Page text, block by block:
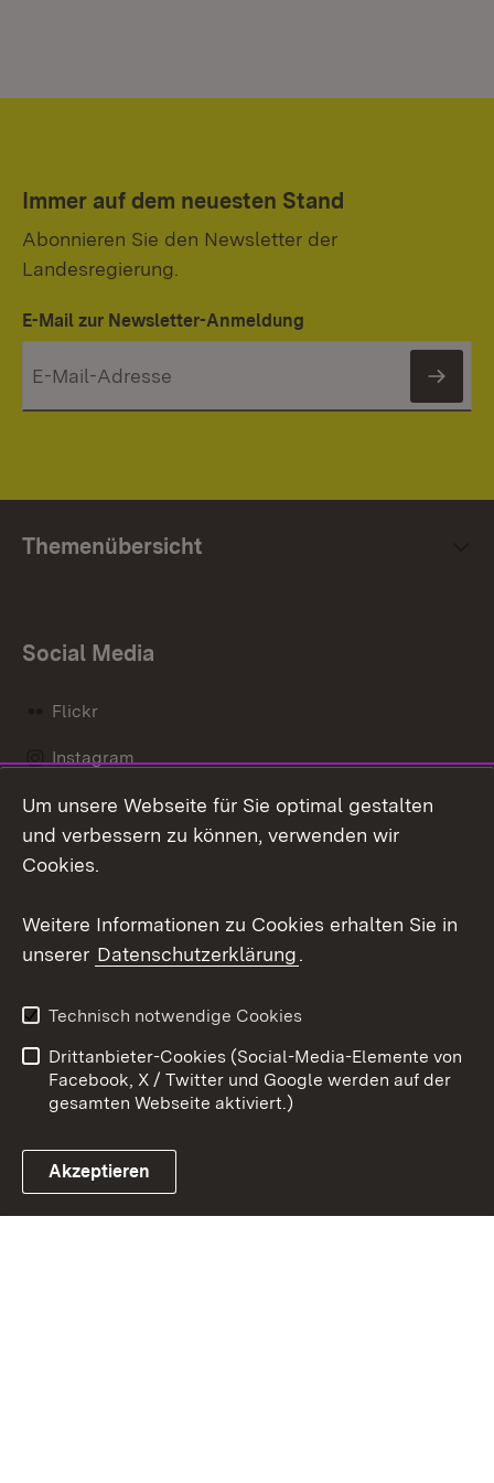
Immer auf dem neuesten Stand
Abonnieren Sie den Newsletter der
Landesregierung.
E-Mail zur Newsletter-Anmeldung
Themenübersicht
Social Media
Flickr
Instagram
Social Wall
Link zum Landesportal
Barrierefreiheit
Benutzungshinweise
Impressum
Cookies
Um unsere Webseite für Sie optimal gestalten
und verbessern zu können, verwenden wir
Cookies.
Weitere Informationen zu Cookies erhalten Sie in
unserer Datenschutzerklärung.
Technisch notwendige Cookies
Drittanbieter-Cookies (Social-Media-Elemente von
Facebook, X / Twitter und Google werden auf der
gesamten Webseite aktiviert.)
Akzeptieren